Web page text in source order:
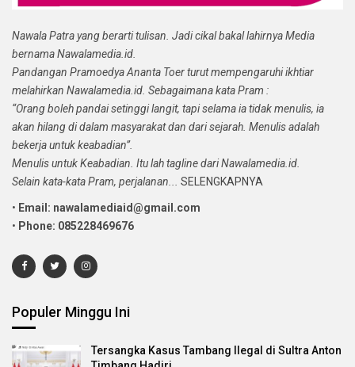
Nawala Patra yang berarti tulisan. Jadi cikal bakal lahirnya Media
bernama Nawalamedia.id.
Pandangan Pramoedya Ananta Toer turut mempengaruhi ikhtiar
melahirkan Nawalamedia.id. Sebagaimana kata Pram :
“Orang boleh pandai setinggi langit, tapi selama ia tidak menulis, ia
akan hilang di dalam masyarakat dan dari sejarah. Menulis adalah
bekerja untuk keabadian”.
Menulis untuk Keabadian. Itu lah tagline dari Nawalamedia.id.
Selain kata-kata Pram, perjalanan...
SELENGKAPNYA
• Email: nawalamediaid@gmail.com
• Phone: 085228469676
Populer Minggu Ini
Tersangka Kasus Tambang Ilegal di Sultra Anton